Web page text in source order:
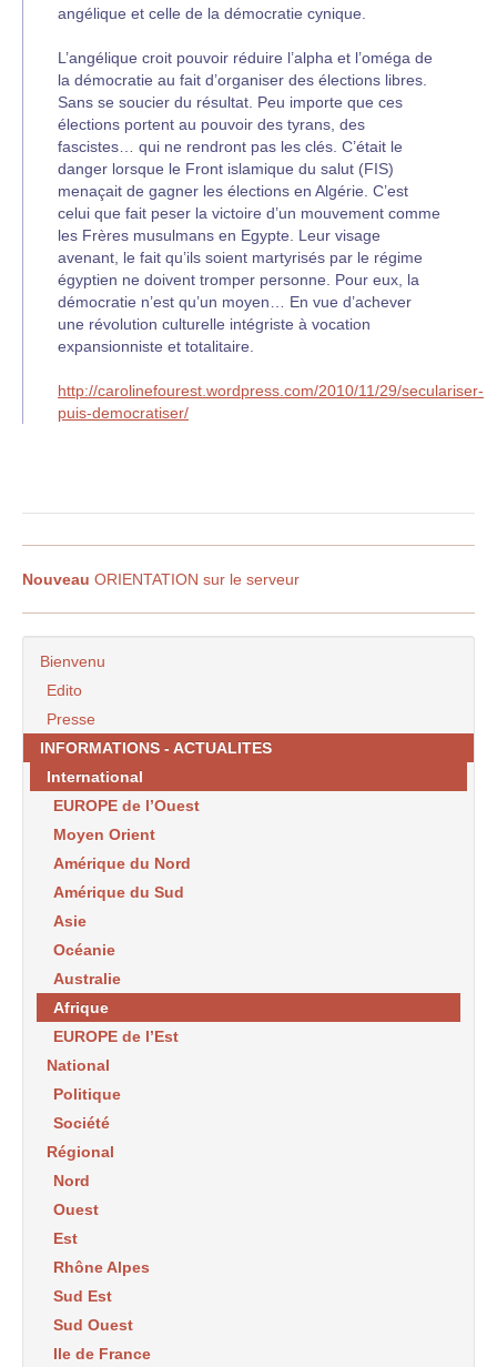
angélique et celle de la démocratie cynique.
L’angélique croit pouvoir réduire l’alpha et l’oméga de
la démocratie au fait d’organiser des élections libres.
Sans se soucier du résultat. Peu importe que ces
élections portent au pouvoir des tyrans, des
fascistes… qui ne rendront pas les clés. C’était le
danger lorsque le Front islamique du salut (FIS)
menaçait de gagner les élections en Algérie. C’est
celui que fait peser la victoire d’un mouvement comme
les Frères musulmans en Egypte. Leur visage
avenant, le fait qu’ils soient martyrisés par le régime
égyptien ne doivent tromper personne. Pour eux, la
démocratie n’est qu’un moyen… En vue d’achever
une révolution culturelle intégriste à vocation
expansionniste et totalitaire.
http://carolinefourest.wordpress.com/2010/11/29/seculariser-
puis-democratiser/
Nouveau ORIENTATION sur le serveur
Bienvenu
Edito
Presse
INFORMATIONS - ACTUALITES
International
EUROPE de l’Ouest
Moyen Orient
Amérique du Nord
Amérique du Sud
Asie
Océanie
Australie
Afrique
EUROPE de l’Est
National
Politique
Société
Régional
Nord
Ouest
Est
Rhône Alpes
Sud Est
Sud Ouest
Ile de France